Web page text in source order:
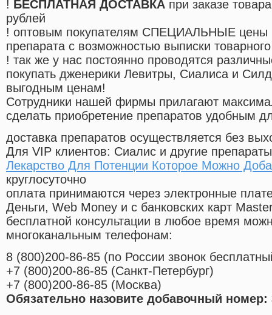
! БЕСПЛАТНАЯ ДОСТАВКА при заказе
рублей
! оптовым покупателям СПЕЦИАЛЬНЫЕ цены
препарата с возможностью выписки
! так же у нас постоянно проводятся
покупать дженерики Левитры, Сиалиса и
выгодным ценам!
Cотрудники нашей фирмы прилагают
сделать приобретение препаратов удобным
доставка препаратов осуществляется без
Для VIP клиентов: Сиалис и другие
Лекарство Для Потенции Которое Можно
круглосуточно
оплата принимаются через электронные
Деньги, Web Money и с банковских карт
бесплатной консультации в любое время
многоканальным телефонам:
8 (800)200-86-85 (по России звонок
+7 (800)200-86-85 (Санкт-Петербург)
+7 (800)200-86-85 (Москва)
Обязательно назовите добавочный номер: